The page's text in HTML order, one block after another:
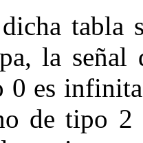
tabla
la
0 es
de tipo 2